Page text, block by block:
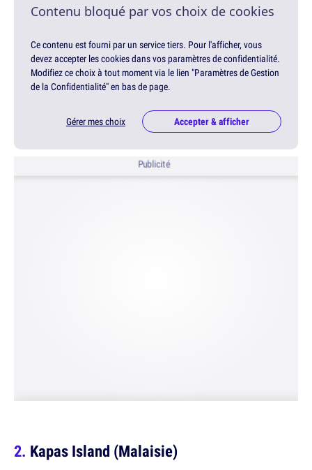
Contenu bloqué par vos choix de cookies
Ce contenu est fourni par un service tiers. Pour l'afficher, vous
devez accepter les cookies dans vos paramètres de confidentialité.
Modifiez ce choix à tout moment via le lien "Paramètres de Gestion
de la Confidentialité" en bas de page.
Gérer mes choix Accepter & afficher
Publicité
Kapas Island (Malaisie)